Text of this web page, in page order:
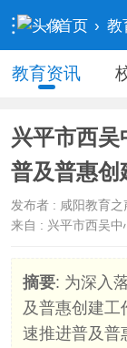
› 首页 › 教
教育资讯
兴平市西
普及普惠创
发布者 : 咸阳教育之
来自 : 兴平市西吴中
摘要: 为深入
及普惠创建工
速推进普及普